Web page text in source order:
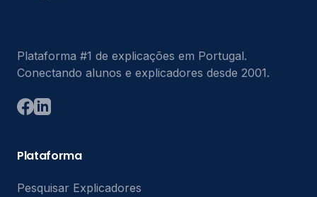
Plataforma #1 de explicações em Portugal.
Conectando alunos e explicadores desde 2001.
Plataforma
Pesquisar Explicadores